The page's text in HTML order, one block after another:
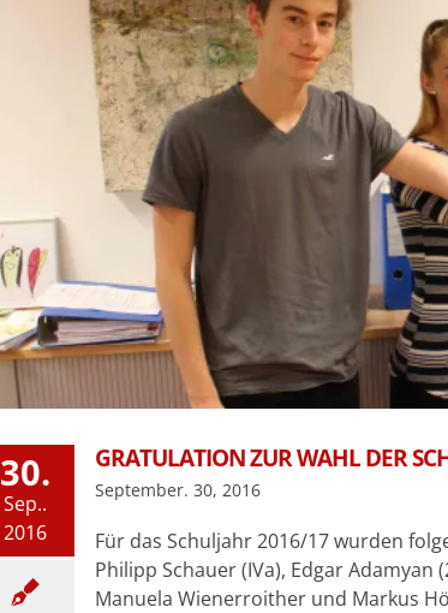
30.
Sep..
2016
GRATULATION ZUR WAHL DER
September. 30, 2016
Für das Schuljahr 2016/17 wurden
Philipp Schauer (IVa), Edgar Adamyan
Manuela Wienerroither und Markus